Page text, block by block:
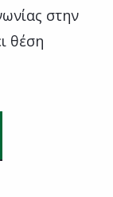
στην
θέση